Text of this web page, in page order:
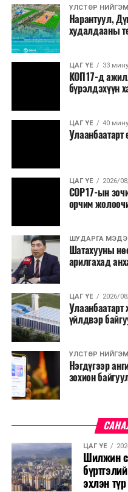
УЛСТӨР НИЙГЭМ
Нарантуул,
худалдааны
ЦАГ ҮЕ 33
КОП17-д
бүрэлдэхүүн
ЦАГ ҮЕ 40
ЦАГ ҮЕ 2026/
COP17-ын
орчим
ШУДАРГА
Шатахууны
арилгахад
ЦАГ ҮЕ 2026/
Улаанбаатарт
үйлдвэр
УЛСТӨР НИЙГЭМ
Нэгдүгээр
зохион
ЦАГ ҮЕ
Шилжин
эхлэн